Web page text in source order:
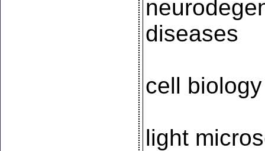
diseases
cell biology
light